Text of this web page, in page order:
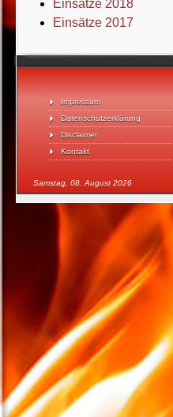
Impressum
Datenschutzerklärung
Disclaimer
Kontakt
Samstag, 08. August 2026
Einsätze 2018
Einsätze 2017